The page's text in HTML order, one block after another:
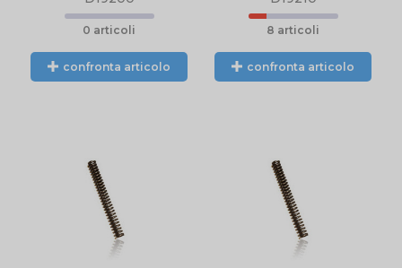
0 articoli
confronta articolo
8 articoli
confronta articolo
CONTATTARCI
TELEFONICAMENTE
O TRAMITE EMAIL.